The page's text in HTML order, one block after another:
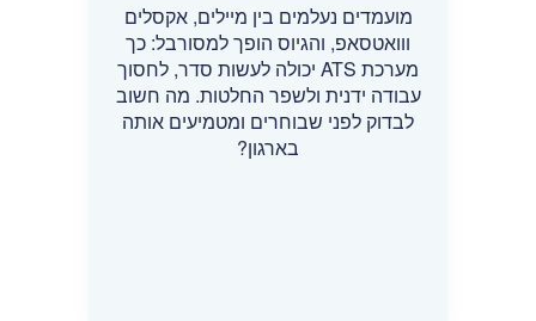
מועמדים נעלמים בין מיילים, אקסלים
ווואטסאפ, והגיוס הופך למסורבל: כך
מערכת ATS יכולה לעשות סדר, לחסוך
עבודה ידנית ולשפר החלטות. מה חשוב
לבדוק לפני שבוחרים ומטמיעים אותה
בארגון?